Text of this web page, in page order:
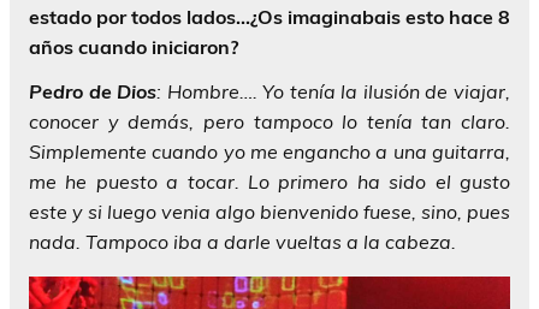
estado por todos lados…¿Os imaginabais esto hace 8
años cuando iniciaron?
Pedro de Dios: Hombre…. Yo tenía la ilusión de viajar,
conocer y demás, pero tampoco lo tenía tan claro.
Simplemente cuando yo me engancho a una guitarra,
me he puesto a tocar. Lo primero ha sido el gusto
este y si luego venia algo bienvenido fuese, sino, pues
nada. Tampoco iba a darle vueltas a la cabeza.